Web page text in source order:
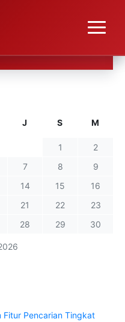
J S M
1
2
7 8
9
14 15
16
21 22
23
28 29
30
Pencarian Tingkat